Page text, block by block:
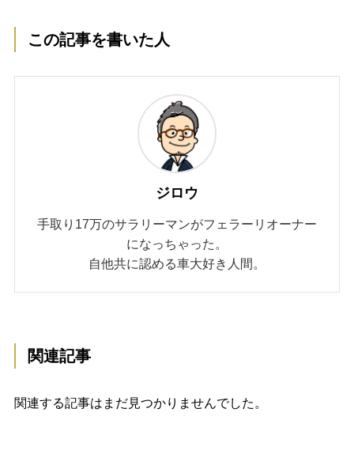
この記事を書いた人
ジロウ
手取り17万のサラリーマンがフェラーリオーナー
になっちゃった。
自他共に認める車大好き人間。
関連記事
関連する記事はまだ見つかりませんでした。